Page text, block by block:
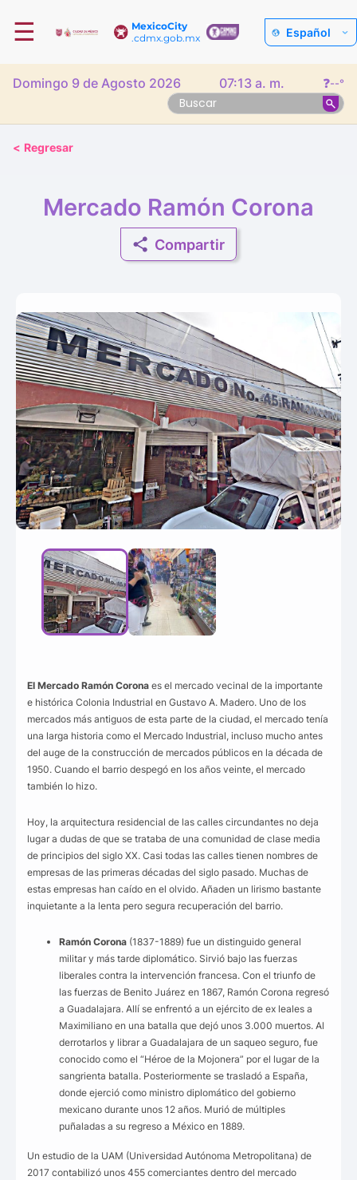
MexicoCity
.cdmx.gob.mx
☰ Español
Domingo 9 de Agosto 2026 07:13 a. m. ❓--°
< Regresar
Mercado Ramón Corona
Compartir
El Mercado Ramón Corona es el mercado vecinal de la importante
e histórica Colonia Industrial en Gustavo A. Madero. Uno de los
mercados más antiguos de esta parte de la ciudad, el mercado tenía
una larga historia como el Mercado Industrial, incluso mucho antes
del auge de la construcción de mercados públicos en la década de
1950. Cuando el barrio despegó en los años veinte, el mercado
también lo hizo.
Hoy, la arquitectura residencial de las calles circundantes no deja
lugar a dudas de que se trataba de una comunidad de clase media
de principios del siglo XX. Casi todas las calles tienen nombres de
empresas de las primeras décadas del siglo pasado. Muchas de
estas empresas han caído en el olvido. Añaden un lirismo bastante
inquietante a la lenta pero segura recuperación del barrio.
Ramón Corona (1837-1889) fue un distinguido general
militar y más tarde diplomático. Sirvió bajo las fuerzas
liberales contra la intervención francesa. Con el triunfo de
las fuerzas de Benito Juárez en 1867, Ramón Corona regresó
a Guadalajara. Allí se enfrentó a un ejército de ex leales a
Maximiliano en una batalla que dejó unos 3.000 muertos. Al
derrotarlos y librar a Guadalajara de un saqueo seguro, fue
conocido como el “Héroe de la Mojonera” por el lugar de la
sangrienta batalla. Posteriormente se trasladó a España,
donde ejerció como ministro diplomático del gobierno
mexicano durante unos 12 años. Murió de múltiples
puñaladas a su regreso a México en 1889.
Un estudio de la UAM (Universidad Autónoma Metropolitana) de
2017 contabilizó unos 455 comerciantes dentro del mercado